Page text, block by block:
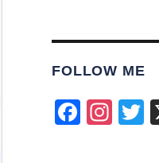
FOLLOW ME
F
In